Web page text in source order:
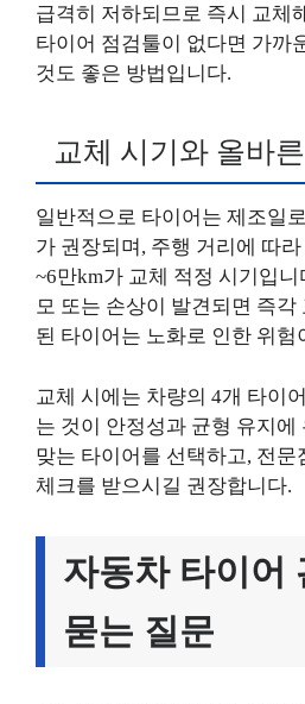
급격히 저하되므로 즉시 교체
타이어 점검툴이 없다면 가까
것도 좋은 방법입니다.
교체 시기와 올바
일반적으로 타이어는 제조일
가 권장되며, 주행 거리에 따
~6만km가 교체 적정 시기입
모 또는 손상이 발견되면 즉각
된 타이어는 노화로 인한 위험
교체 시에는 차량의 4개 타이
는 것이 안정성과 균형 유지에
맞는 타이어를 선택하고, 전
체크를 받으시길 권장합니다.
자동차 타이어
묻는 질문